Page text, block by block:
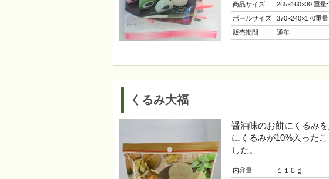
商品サイズ
265×160×30 重量
ボールサイズ
370×240×170重
販売期間
通年
くるみ大福
醤油味のお餅にくるみ
にくるみが10%入った
した。
内容量
１１５ｇ